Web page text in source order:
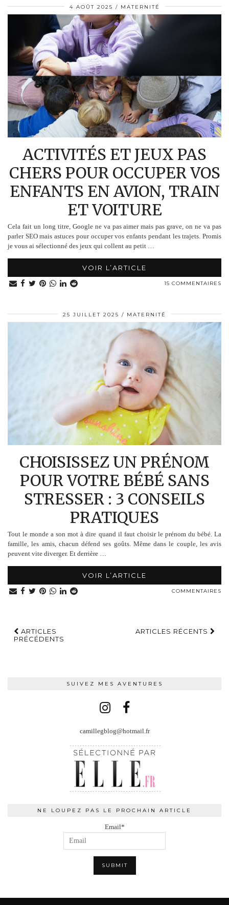
4 AOÛT 2025 MATERNITÉ
ACTIVITÉS ET JEUX PAS
CHERS POUR OCCUPER VOS
ENFANTS EN AVION, TRAIN
ET VOITURE
Cela fait un long titre, Google ne va pas aimer mais pas grave, on ne va pas
parler SEO mais astuces pour occuper vos enfants pendant les trajets. Promis
je vous ai sélectionné des jeux qui collent au petit …
VOIR L’ARTICLE
15 COMMENTAIRES
25 JUILLET 2025 MATERNITÉ
CHOISISSEZ UN PRÉNOM
POUR VOTRE BÉBÉ SANS
STRESSER : 3 CONSEILS
PRATIQUES
Tout le monde a son mot à dire quand il faut choisir le prénom du bébé. La
famille, les amis, chacun défend ses goûts. Même dans le couple, les avis
peuvent vite diverger. Et derrière …
VOIR L’ARTICLE
COMMENTAIRES
ARTICLES
PRÉCÉDENTS
ARTICLES RÉCENTS
SUIVEZ MES AVENTURES
camillegblog@hotmail.fr
NE LOUPEZ PAS LE PROCHAIN ARTICLE
Email*